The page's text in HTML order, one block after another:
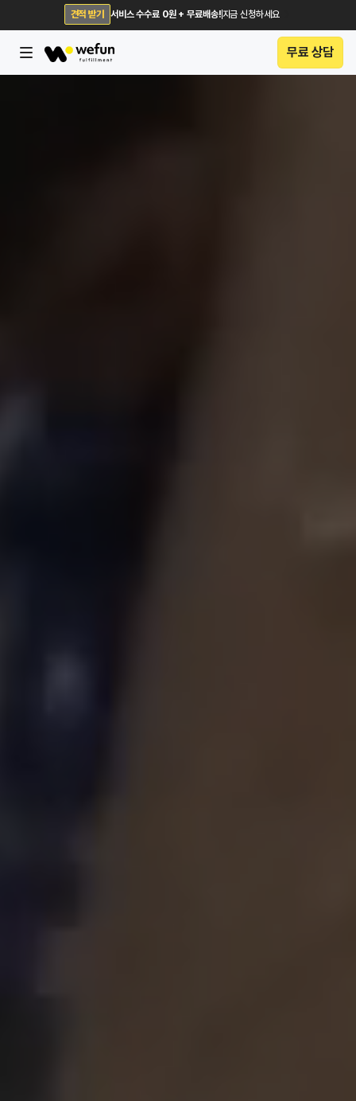
견적 받기 서비스 수수료 0원 + 무료배송!지금 신청하세요
무료 상담